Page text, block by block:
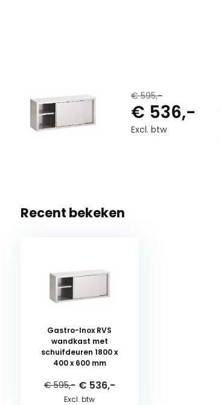
€ 595,-
€ 536,-
Excl. btw
Recent bekeken
Gastro-Inox RVS
wandkast met
schuifdeuren 1800 x
400 x 600 mm
€ 595,- € 536,-
Excl. btw